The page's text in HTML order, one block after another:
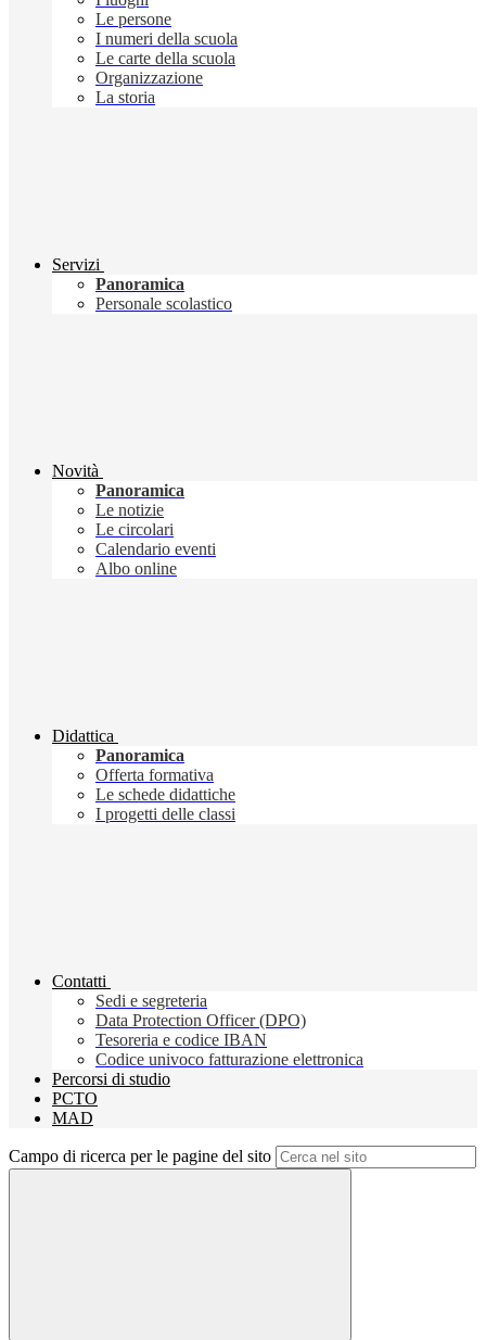
Le persone
I numeri della scuola
Le carte della scuola
Organizzazione
La storia
Servizi
Panoramica
Personale scolastico
Novità
Panoramica
Le notizie
Le circolari
Calendario eventi
Albo online
Didattica
Panoramica
Offerta formativa
Le schede didattiche
I progetti delle classi
Contatti
Sedi e segreteria
Data Protection Officer (DPO)
Tesoreria e codice IBAN
Codice univoco fatturazione elettronica
Percorsi di studio
PCTO
MAD
Campo di ricerca per le pagine del sito